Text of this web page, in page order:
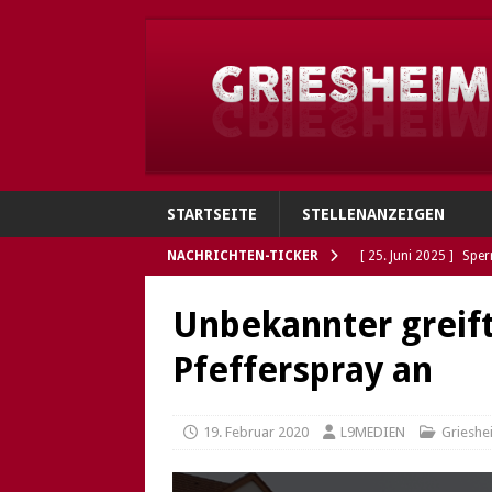
STARTSEITE STELLENANZEIGEN
NACHRICHTEN-TICKER [ 25. Juni 2025 ]
[ 4. Juni 2025 ]
[ 4. Juni 2025 ]
[ 5. Mai 2025 ]
Unbekannter
Pfefferspray an
19. Februar 2020 L9MEDIEN